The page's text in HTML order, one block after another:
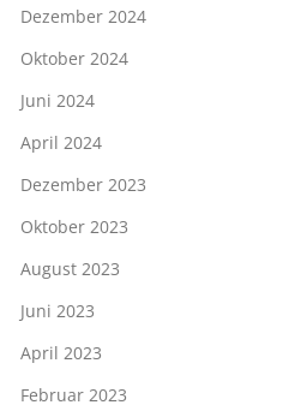
Dezember 2024
Oktober 2024
Juni 2024
April 2024
Dezember 2023
Oktober 2023
August 2023
Juni 2023
April 2023
Februar 2023